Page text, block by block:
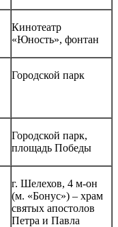
Кинотеатр
«Юность», фонтан
Городской парк
Городской парк,
площадь Победы
г. Шелехов, 4 м-он
(м. «Бонус») – храм
святых апостолов
Петра и Павла